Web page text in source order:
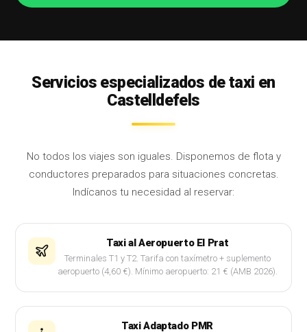
Servicios especializados de taxi en
Castelldefels
No todos los viajes son iguales. Disponemos de flota y
conductores preparados para situaciones concretas.
Indícanos tu necesidad al reservar:
Taxi al Aeropuerto El Prat
Terminales T1 y T2. Tarifa con taxímetro + suplemento
aeropuerto (4,60 €). Mínimo aeropuerto: 21 € (AMB 2026).
Taxi Adaptado PMR